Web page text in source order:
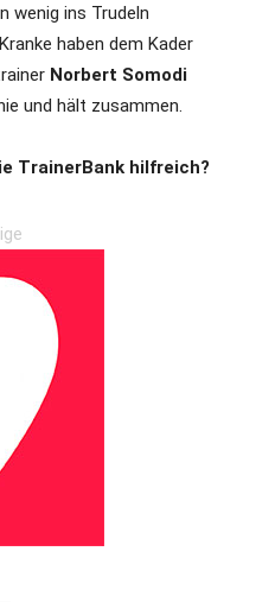
wenig ins Trudeln
haben dem Kader
Norbert Somodi
und hält zusammen.
TrainerBank hilfreich?